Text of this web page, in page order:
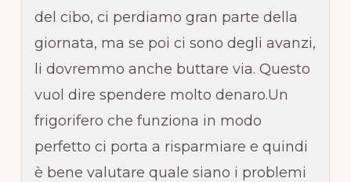
del cibo, ci perdiamo gran parte della
giornata, ma se poi ci sono degli avanzi,
li dovremmo anche buttare via. Questo
vuol dire spendere molto denaro.Un
frigorifero che funziona in modo
perfetto ci porta a risparmiare e quindi
è bene valutare quale siano i problemi